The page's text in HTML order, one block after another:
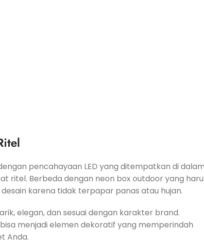
pencahayaan LED yang ditempatkan di
ritel. Berbeda dengan neon box outdoor yang
karena tidak terpapar panas atau hujan.
elegan, dan sesuai dengan karakter brand.
menjadi elemen dekoratif yang memperindah
Anda.